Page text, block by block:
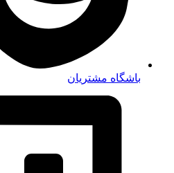
واگذاری واحد های تجاری